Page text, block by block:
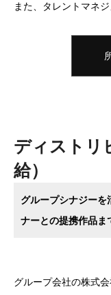
また、タレントマネ
ディストリ
給）
グループシナジーを
ナーとの提携作品ま
グループ会社の株式